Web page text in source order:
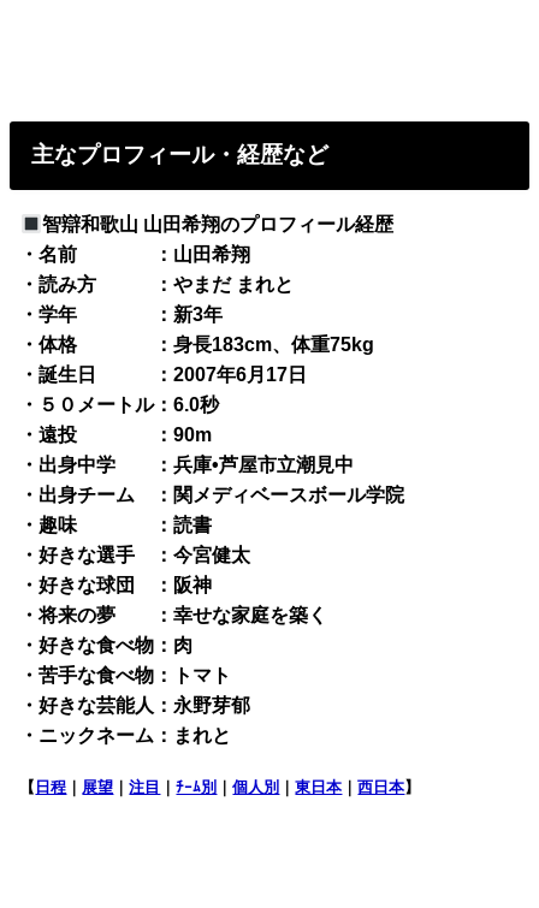
主なプロフィール・経歴など
智辯和歌山 山田希翔のプロフィール経歴
・名前 ：山田希翔
・読み方 ：やまだ まれと
・学年 ：新3年
・体格 ：身長183cm、体重75kg
・誕生日 ：2007年6月17日
・５０メートル：6.0秒
・遠投 ：90m
・出身中学 ：兵庫•芦屋市立潮見中
・出身チーム ：関メディベースボール学院
・趣味 ：読書
・好きな選手 ：今宮健太
・好きな球団 ：阪神
・将来の夢 ：幸せな家庭を築く
・好きな食べ物：肉
・苦手な食べ物：トマト
・好きな芸能人：永野芽郁
・ニックネーム：まれと
【 日程 ｜ 展望 ｜注目 ｜ﾁｰﾑ別 ｜個人別 ｜東日本 ｜西日本】